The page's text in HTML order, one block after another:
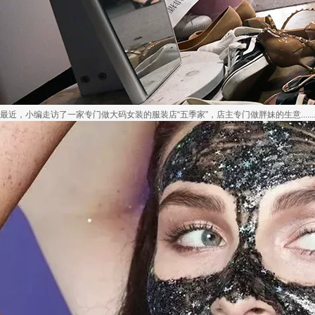
最近，小编走访了一家专门做大码女装的服装店“五季家”，店主专门做胖妹的生意